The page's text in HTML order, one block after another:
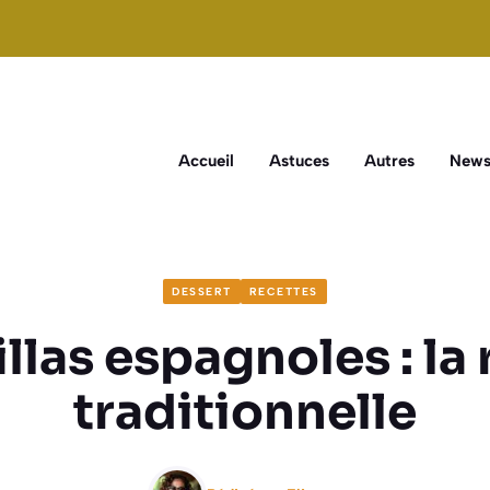
Accueil Astuces Autres News
DESSERT RECETTES
espagnoles : la
traditionnelle